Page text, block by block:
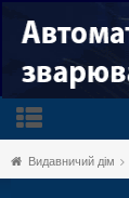
Видавничий дім